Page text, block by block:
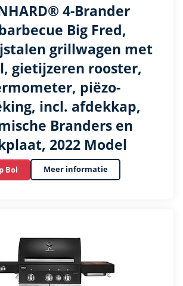
4-Brander
Big Fred,
grillwagen met
gietijzeren rooster,
piëzo-
incl. afdekkap,
Branders en
2022 Model
Bol Meer informatie